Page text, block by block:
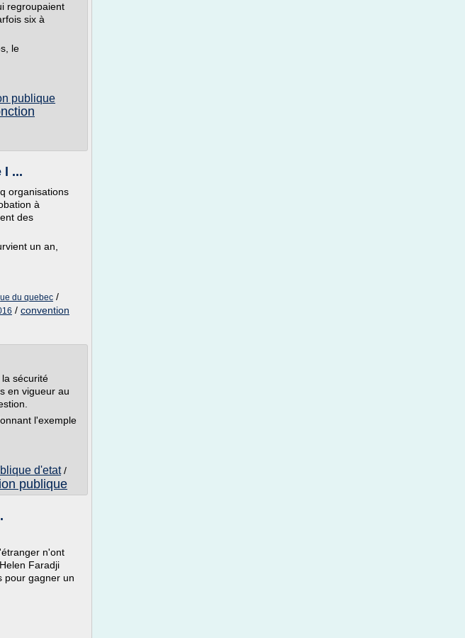
regroupaient
six à
le
publique
l ...
organisations
à
des
un an,
du quebec /
/ convention
sécurité
en vigueur au
l'exemple
d'etat/
publique
n'ont
Faradji
pour gagner un